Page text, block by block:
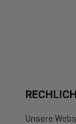
Unsere